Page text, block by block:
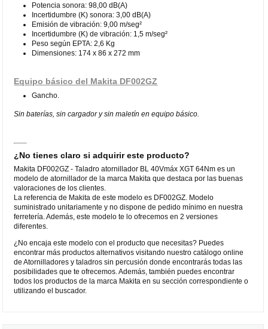
Potencia sonora: 98,00 dB(A)
Incertidumbre (K) sonora: 3,00 dB(A)
Emisión de vibración: 9,00 m/seg²
Incertidumbre (K) de vibración: 1,5 m/seg²
Peso según EPTA: 2,6 Kg
Dimensiones: 174 x 86 x 272 mm
Equipo básico del Makita DF002GZ
Gancho.
Sin baterías, sin cargador y sin maletín en equipo básico.
¿No tienes claro si adquirir este producto?
Makita DF002GZ - Taladro atornillador BL 40Vmáx XGT 64Nm es un
modelo de atornillador de la marca Makita que destaca por las buenas
valoraciones de los clientes.
La referencia de Makita de este modelo es DF002GZ. Modelo
suministrado unitariamente y no dispone de pedido mínimo en nuestra
ferretería. Además, este modelo te lo ofrecemos en 2 versiones
diferentes.
¿No encaja este modelo con el producto que necesitas? Puedes
encontrar más productos alternativos visitando nuestro catálogo online
de Atornilladores y taladros sin percusión donde encontrarás todas las
posibilidades que te ofrecemos. Además, también puedes encontrar
todos los productos de la marca Makita en su sección correspondiente o
utilizando el buscador.